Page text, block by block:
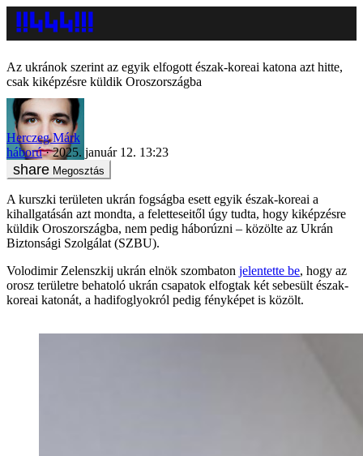
Az ukránok szerint az egyik elfogott észak-koreai katona azt hitte,
csak kiképzésre küldik Oroszországba
Herczeg Márk
háború
2025. január 12. 13:23
Megosztás
A kurszki területen ukrán fogságba esett egyik észak-koreai a
kihallgatásán azt mondta, a feletteseitől úgy tudta, hogy kiképzésre
küldik Oroszországba, nem pedig háborúzni – közölte az Ukrán
Biztonsági Szolgálat (SZBU).
Volodimir Zelenszkij ukrán elnök szombaton jelentette be, hogy az
orosz területre behatoló ukrán csapatok elfogtak két sebesült észak-
koreai katonát, a hadifoglyokról pedig fényképet is közölt.